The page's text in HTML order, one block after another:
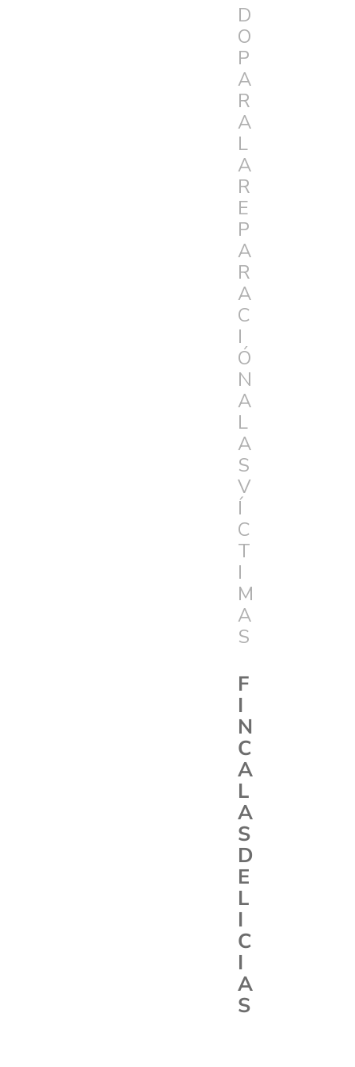
D
O
P
A
R
A
L
A
R
E
P
A
R
A
C
I
Ó
N
A
L
A
S
V
Í
C
T
I
M
A
S
F
I
N
C
A
L
A
S
D
E
L
I
C
I
A
S